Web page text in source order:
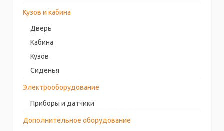
Кузов и кабина
Дверь
Кабина
Кузов
Сиденья
Электрооборудование
Приборы и датчики
Дополнительное оборудование